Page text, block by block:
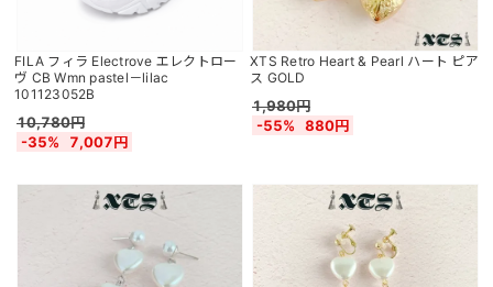
FILA フィラ Electrove エレクトロー
ヴ CB Wmn pastel－lilac
101123052B
10,780円
-35%
7,007円
XTS Retro Heart & Pearl ハート ピア
ス GOLD
1,980円
-55%
880円